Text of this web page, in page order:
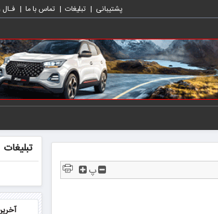
پشتیبانی تبلیغات تماس با ما فـال
پ
تبلیغات